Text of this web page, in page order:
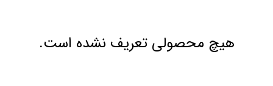
هیچ محصولی تعریف نشده است.